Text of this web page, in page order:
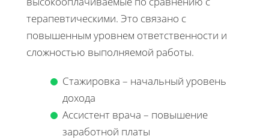
терапевтическими. Это связано с
повышенным уровнем ответственности и
сложностью выполняемой работы.
Стажировка – начальный уровень
дохода
Ассистент врача – повышение
заработной платы